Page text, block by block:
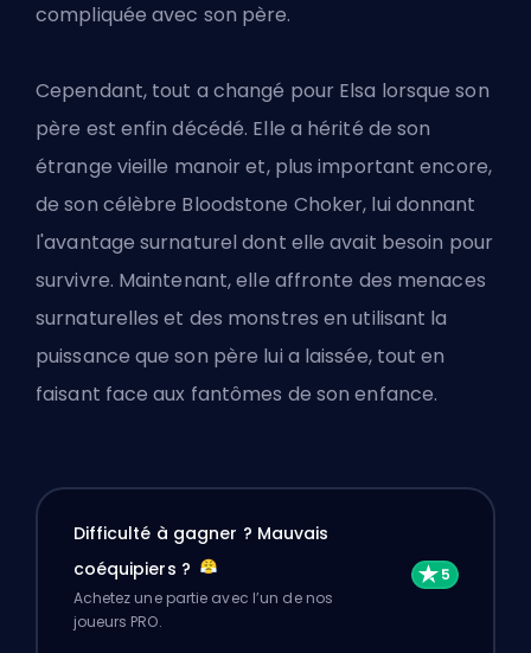
compliquée avec son père.
Cependant, tout a changé pour Elsa lorsque son
père est enfin décédé. Elle a hérité de son
étrange vieille manoir et, plus important encore,
de son célèbre Bloodstone Choker, lui donnant
l'avantage surnaturel dont elle avait besoin pour
survivre. Maintenant, elle affronte des menaces
surnaturelles et des monstres en utilisant la
puissance que son père lui a laissée, tout en
faisant face aux fantômes de son enfance.
Difficulté à gagner ? Mauvais
coéquipiers ?
Achetez une partie avec l’un de nos
joueurs PRO.